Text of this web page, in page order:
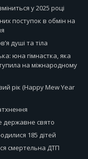
у 2025 році
поступок в обмін на
душі та тіла
юна гімнастка, яка
на міжнародному
рік (Happy Mew Year
державне свято
185 дітей
смертельна ДТП